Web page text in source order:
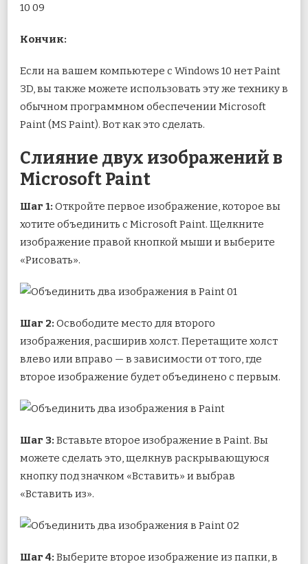
Кончик:
Если на вашем компьютере с Windows 10 нет Paint
3D, вы также можете использовать эту же технику в
обычном программном обеспечении Microsoft
Paint (MS Paint). Вот как это сделать.
Слияние двух изображений в
Microsoft Paint
Шаг 1: Откройте первое изображение, которое вы
хотите объединить с Microsoft Paint. Щелкните
изображение правой кнопкой мыши и выберите
«Рисовать».
Шаг 2: Освободите место для второго
изображения, расширив холст. Перетащите холст
влево или вправо — в зависимости от того, где
второе изображение будет объединено с первым.
Шаг 3: Вставьте второе изображение в Paint. Вы
можете сделать это, щелкнув раскрывающуюся
кнопку под значком «Вставить» и выбрав
«Вставить из».
Шаг 4: Выберите второе изображение из папки, в